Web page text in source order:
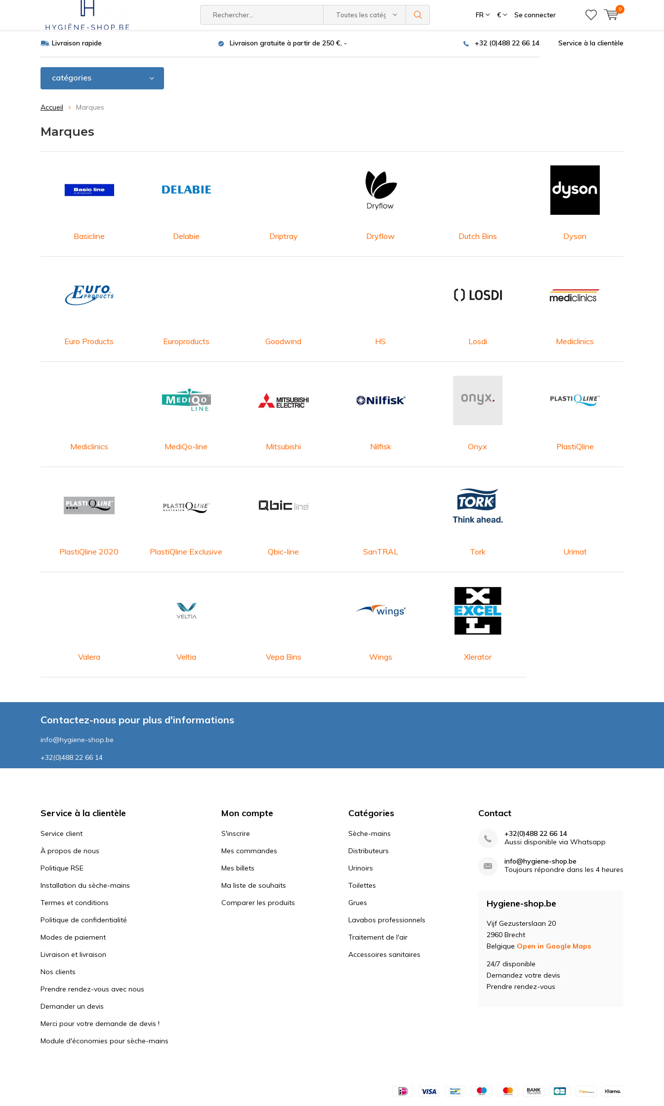
Toutes les catégories FR € Se connecter
0
Livraison rapide Livraison gratuite à partir de 250 €, - +32 (0)488 22 66 14 Service à la clientèle
catégories
Accueil Marques
Marques
Basicline Delabie Driptray Dryflow Dutch Bins Dyson
Euro Products Europroducts Goodwind HS Losdi Mediclinics
Mediclinics MediQo-line Mitsubishi Nilfisk Onyx PlastiQline
PlastiQline 2020 PlastiQline Exclusive Qbic-line SanTRAL Tork Urimat
Valera Veltia Vepa Bins Wings Xlerator
Contactez-nous pour plus d'informations
info@hygiene-shop.be
+32(0)488 22 66 14
Service à la clientèle
Service client
À propos de nous
Politique RSE
Installation du sèche-mains
Termes et conditions
Politique de confidentialité
Modes de paiement
Livraison et livraison
Nos clients
Prendre rendez-vous avec nous
Demander un devis
Merci pour votre demande de devis !
Module d'économies pour sèche-mains
Mon compte
S'inscrire
Mes commandes
Mes billets
Ma liste de souhaits
Comparer les produits
Catégories
Sèche-mains
Distributeurs
Urinoirs
Toilettes
Grues
Lavabos professionnels
Traitement de l'air
Accessoires sanitaires
Contact
+32(0)488 22 66 14
Aussi disponible via Whatsapp
info@hygiene-shop.be
Toujours répondre dans les 4 heures
Hygiene-shop.be
Vijf Gezusterslaan 20
2960 Brecht
Belgique Open in Google Maps
24/7 disponible
Demandez votre devis
Prendre rendez-vous